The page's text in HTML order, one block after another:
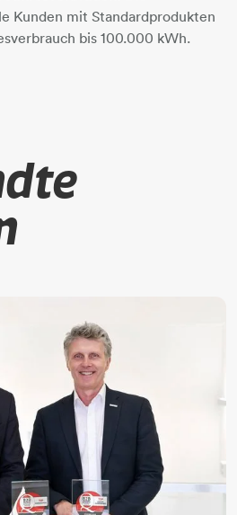
Kunden mit Standardprodukten
bis 100.000 kWh.